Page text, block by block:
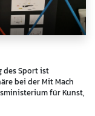
des Sport ist
bei der Mit Mach
für Kunst,